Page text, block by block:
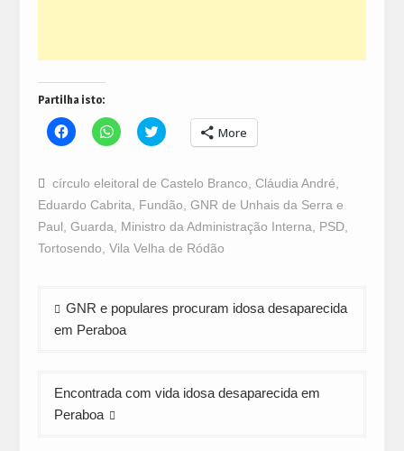
Partilha isto:
Click
to
Facebook
(Opens
in
new
window)
Click
to
WhatsApp
(Opens
in
new
window)
Click
to
Twitter
(Opens
in
new
window)
More
círculo eleitoral de Castelo Branco Cláudia André
Eduardo Cabrita
Fundão GNR de Unhais da Serra e
Paul Guarda Ministro da Administração Interna PSD,
Tortosendo Vila Velha de Ródão
Navegação
de
GNR e populares procuram idosa desaparecida
em Peraboa
Encontrada com vida idosa desaparecida em
Peraboa